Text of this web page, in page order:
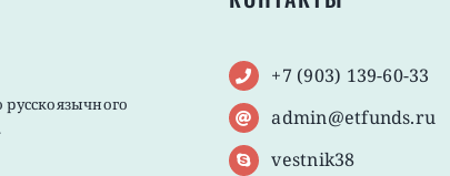
+7 (903) 139-60-33
admin@etfunds.ru
vestnik38